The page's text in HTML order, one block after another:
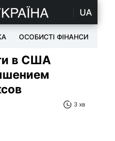
UA
ОСОБИСТІ ФІНАНСИ
в США
3 хв